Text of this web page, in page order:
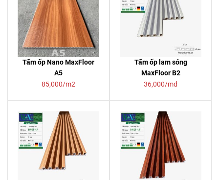
Tấm ốp Nano MaxFloor
A5
85,000/m2
Tấm ốp lam sóng
MaxFloor B2
36,000/md